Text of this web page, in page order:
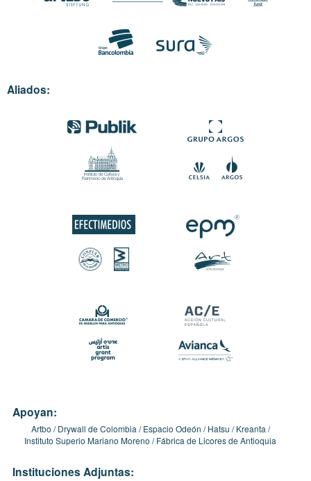
Aliados:
Apoyan:
Artbo Drywall de Colombia Espacio Odeón Hatsu
Kreanta
Instituto Superio Mariano Moreno
Fábrica de Licores de Antioquia
Instituciones Adjuntas: